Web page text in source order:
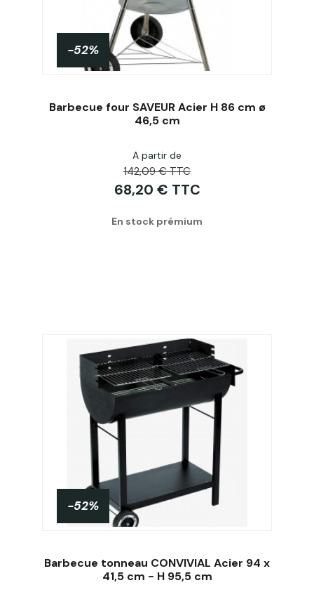
Acheter
-52%
Barbecue four SAVEUR Acier H 86 cm ø
46,5 cm
A partir de
142,09 € TTC
68,20 € TTC
En stock prémium
-52%
Barbecue tonneau CONVIVIAL Acier 94 x
41,5 cm - H 95,5 cm